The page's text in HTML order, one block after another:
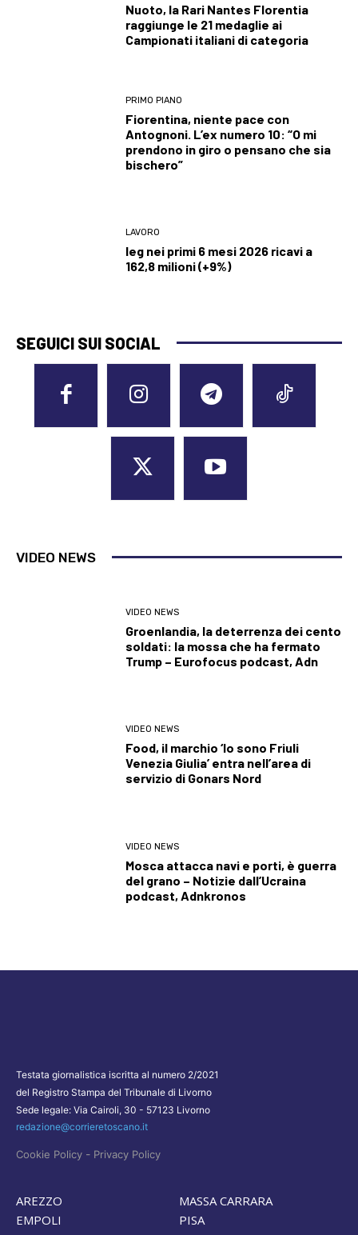
Nuoto, la Rari Nantes Florentia
raggiunge le 21 medaglie ai
Campionati italiani di categoria
PRIMO PIANO
Fiorentina, niente pace con
Antognoni. L’ex numero 10: “O mi
prendono in giro o pensano che sia
bischero”
LAVORO
Ieg nei primi 6 mesi 2026 ricavi a
162,8 milioni (+9%)
SEGUICI SUI SOCIAL
VIDEO NEWS
VIDEO NEWS
Groenlandia, la deterrenza dei cento
soldati: la mossa che ha fermato
Trump – Eurofocus podcast, Adn
VIDEO NEWS
Food, il marchio ‘Io sono Friuli
Venezia Giulia’ entra nell’area di
servizio di Gonars Nord
VIDEO NEWS
Mosca attacca navi e porti, è guerra
del grano – Notizie dall’Ucraina
podcast, Adnkronos
Testata giornalistica iscritta al numero 2/2021
del Registro Stampa del Tribunale di Livorno
Sede legale: Via Cairoli, 30 - 57123 Livorno
redazione@corrieretoscano.it
Cookie Policy - Privacy Policy
AREZZO
EMPOLI
MASSA CARRARA
PISA